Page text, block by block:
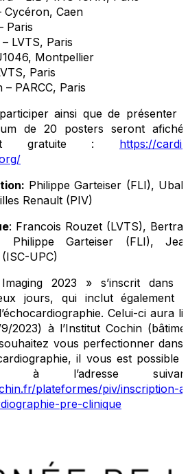
Cycéron, Caen
Paris
LVTS, Paris
Montpellier
Paris
PARCC, Paris
ainsi que de présenter
de 20 posters seront
est gratuite : https://
Philippe Garteiser (FLI),
Renault (PIV)
: Francois Rouzet (LVTS),
Philippe Garteiser (FLI),
UPC)
2023 » s’inscrit dans
jours, qui inclut également
Celui-ci aura
2023) à l’Institut Cochin
vous perfectionner dans
il vous est possible
à l’adresse
plateformes/piv/inscription-
pre-clinique